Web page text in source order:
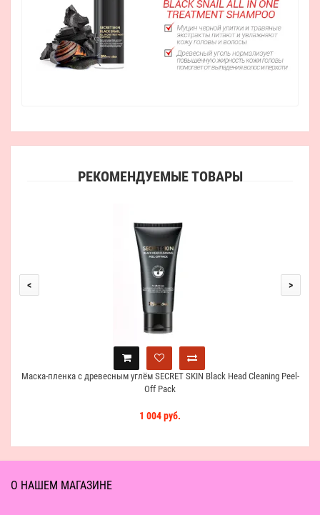
РЕКОМЕНДУЕМЫЕ ТОВАРЫ
Маска-пленка с древесным углём SECRET SKIN Black Head Cleaning Peel-
Off Pack
1 004 руб.
< >
О НАШЕМ МАГАЗИНЕ